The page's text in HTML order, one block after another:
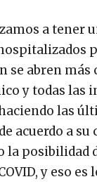
a tener
se abren más
y todas las
las
acuerdo a su
la posibilidad
y eso es